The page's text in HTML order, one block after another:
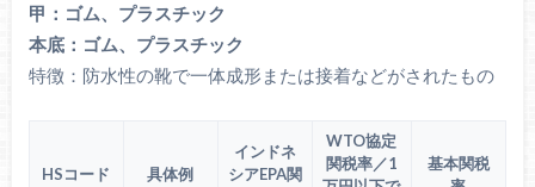
甲：ゴム、プラスチック
本底：ゴム、プラスチック
特徴：防水性の靴で一体成形または接着などがされたもの
HSコード 具体例
インドネ
シアEPA関
WTO協定
関税率／1
基本関税